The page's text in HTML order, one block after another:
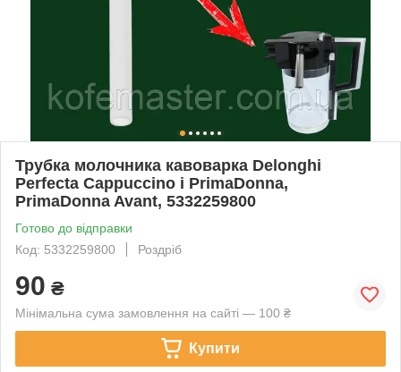
Трубка молочника кавоварка Delonghi
Perfecta Cappuccino і PrimaDonna,
PrimaDonna Avant, 5332259800
Готово до відправки
Код: 5332259800
Роздріб
90 ₴
Мінімальна сума замовлення на сайті — 100 ₴
Купити